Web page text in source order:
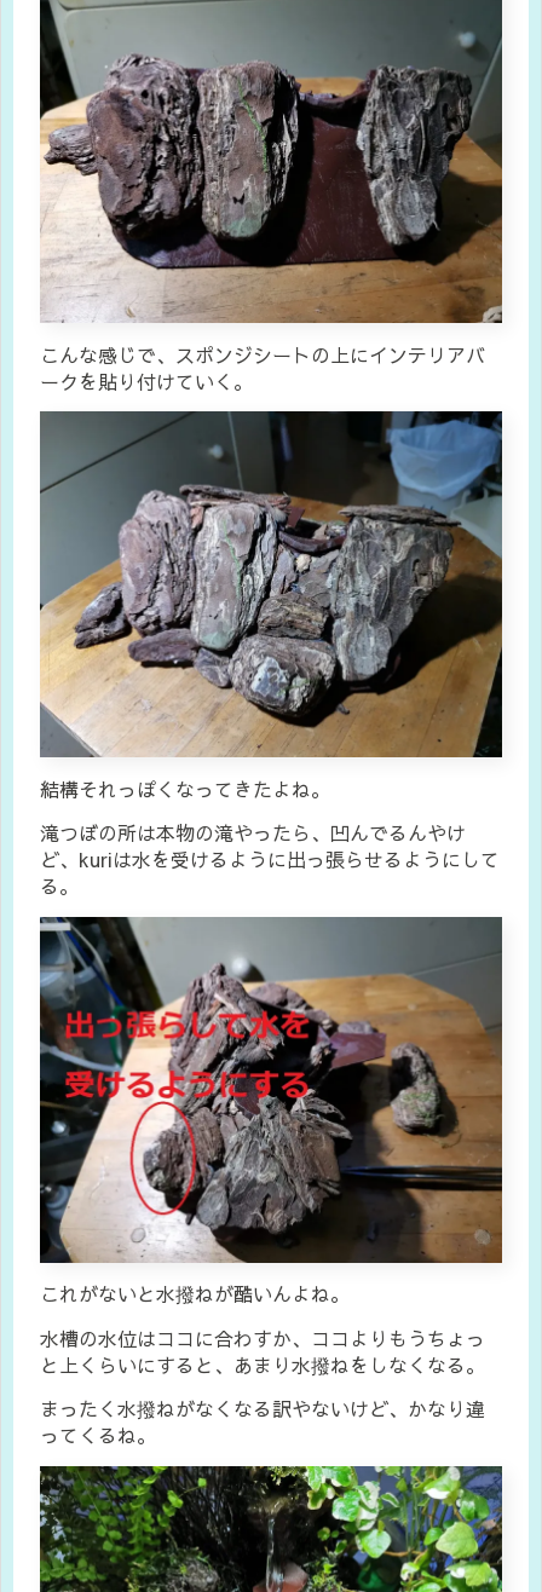
こんな感じで、スポンジシートの上にインテリアバ
ークを貼り付けていく。
結構それっぽくなってきたよね。
滝つぼの所は本物の滝やったら、凹んでるんやけ
ど、kuriは水を受けるように出っ張らせるようにして
る。
これがないと水撥ねが酷いんよね。
水槽の水位はココに合わすか、ココよりもうちょっ
と上くらいにすると、あまり水撥ねをしなくなる。
まったく水撥ねがなくなる訳やないけど、かなり違
ってくるね。